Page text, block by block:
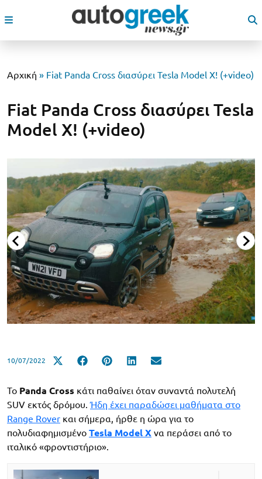
Αρχική » Fiat Panda Cross διασύρει Tesla Model X! (+video)
Fiat Panda Cross διασύρει Tesla
Model X! (+video)
10/07/2022
Το Panda Cross κάτι παθαίνει όταν συναντά πολυτελή
SUV εκτός δρόμου.Ήδη έχει παραδώσει μαθήματα στο
Range Rover και σήμερα, ήρθε η ώρα για το
πολυδιαφημισμένο Tesla Model X να περάσει από το
ιταλικό «φροντιστήριο».